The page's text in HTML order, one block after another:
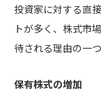
投資家に対する直
トが多く、株式市
待される理由の一
保有株式の増加